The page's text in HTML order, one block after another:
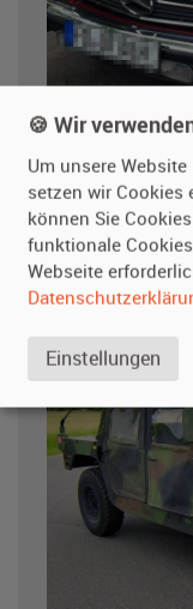
Ungeeignet
Bilder, auf
teilweise
Effekte
🍪 Wir
Um unsere
setzen wir Cookies
können Sie
funktionale
Webseite
Einstellungen